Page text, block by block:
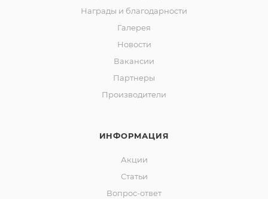
Награды и благодарности
Галерея
Новости
Вакансии
Партнеры
Производители
ИНФОРМАЦИЯ
Акции
Статьи
Вопрос-ответ